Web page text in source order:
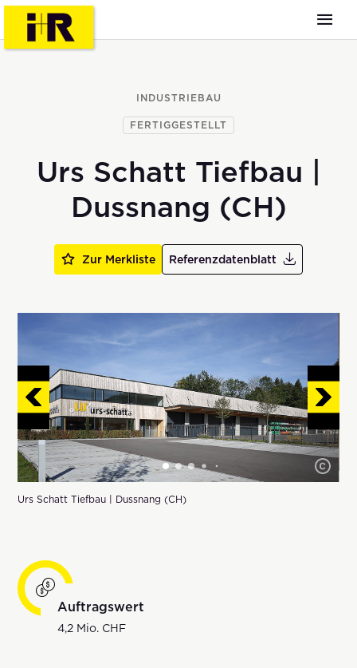
INDUSTRIEBAU
FERTIGGESTELLT
Urs Schatt Tiefbau |
Dussnang (CH)
Zur Merkliste Referenzdatenblatt
Urs Schatt Tiefbau | Dussnang (CH)
Auftragswert
4,2 Mio. CHF